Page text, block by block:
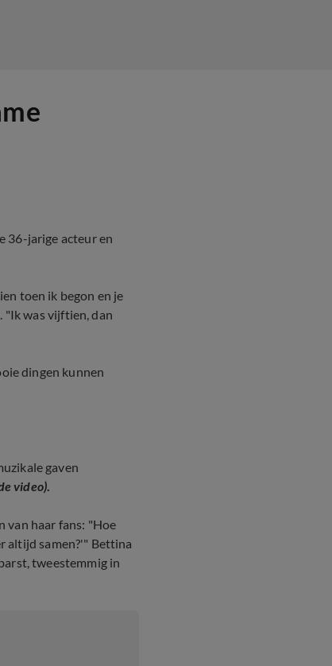
36-jarige acteur en
toen ik begon en je
"Ik was vijftien, dan
dingen kunnen
gaven
video).
van haar fans: "Hoe
altijd samen?'" Bettina
tweestemmig in